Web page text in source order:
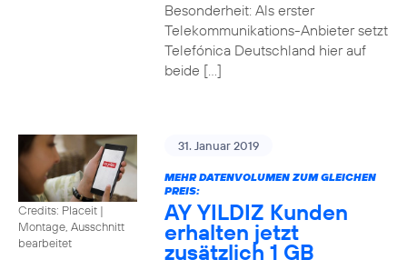
Besonderheit: Als erster
Telekommunikations-Anbieter setzt
Telefónica Deutschland hier auf
beide […]
Credits: Placeit |
Montage, Ausschnitt
bearbeitet
31. Januar 2019
MEHR DATENVOLUMEN ZUM GLEICHEN
PREIS:
AY YILDIZ Kunden
erhalten jetzt
zusätzlich 1 GB